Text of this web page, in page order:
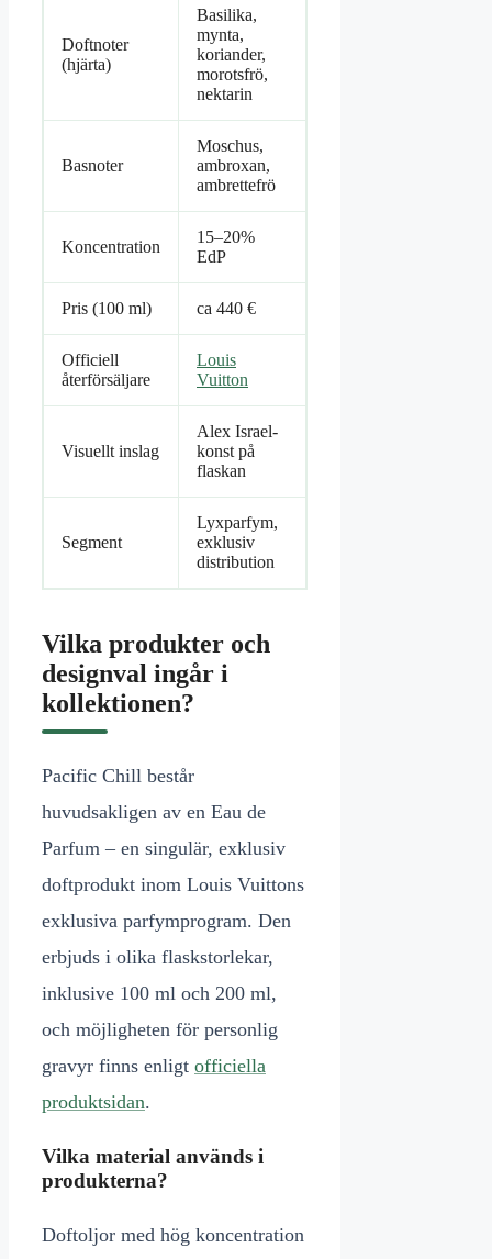
Doftnoter
(hjärta)
Basilika,
mynta,
koriander,
morotsfrö,
nektarin
Basnoter
Moschus,
ambroxan,
ambrettefrö
Koncentration
15–20%
EdP
Pris (100 ml) ca 440 €
Officiell
återförsäljare
Louis
Vuitton
Visuellt inslag
Alex Israel-
konst på
flaskan
Segment
Lyxparfym,
exklusiv
distribution
Vilka produkter och
designval ingår i
kollektionen?
Pacific Chill består
huvudsakligen av en Eau de
Parfum – en singulär, exklusiv
doftprodukt inom Louis Vuittons
exklusiva parfymprogram. Den
erbjuds i olika flaskstorlekar,
inklusive 100 ml och 200 ml,
och möjligheten för personlig
gravyr finns enligt officiella
produktsidan.
Vilka material används i
produkterna?
Doftoljor med hög koncentration